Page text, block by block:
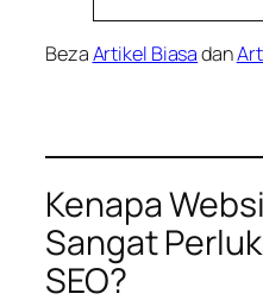
BezaArtikel Biasadan
Kenapa
Sangat
SEO?